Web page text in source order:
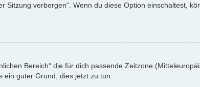
verbergen“. Wenn du diese Option einschaltest,
Bereich“ die für dich passende Zeitzone
ein guter Grund, dies jetzt zu tun.